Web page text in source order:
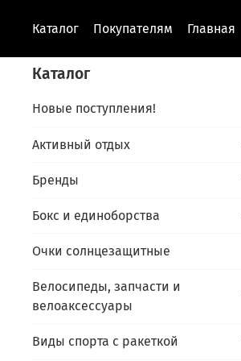
Каталог Покупателям Главная
Каталог
Новые поступления!
Активный отдых
Бренды
Бокс и единоборства
Очки солнцезащитные
Велосипеды, запчасти и
велоаксессуары
Виды спорта с ракеткой